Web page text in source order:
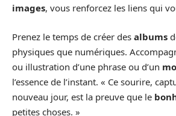
images, vous renforcez les liens qui
Prenez le temps de créer des albums
physiques que numériques.
ou illustration d’une phrase ou d’un
l’essence de l’instant. « Ce sourire,
nouveau jour, est la preuve que le
petites choses. »